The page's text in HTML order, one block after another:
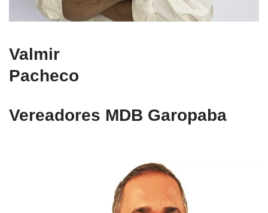
Valmir
Pacheco
Vereadores MDB Garopaba